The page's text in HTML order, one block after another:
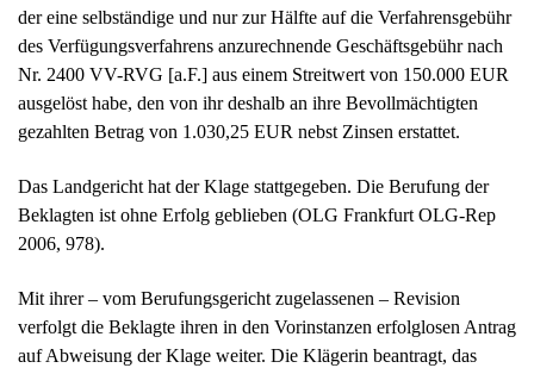
der eine selbständige und nur zur Hälfte auf die Verfahrensgebühr
des Verfügungsverfahrens anzurechnende Geschäftsgebühr nach
Nr. 2400 VV-RVG [a.F.] aus einem Streitwert von 150.000 EUR
ausgelöst habe, den von ihr deshalb an ihre Bevollmächtigten
gezahlten Betrag von 1.030,25 EUR nebst Zinsen erstattet.
Das Landgericht hat der Klage stattgegeben. Die Berufung der
Beklagten ist ohne Erfolg geblieben (OLG Frankfurt OLG-Rep
2006, 978).
Mit ihrer – vom Berufungsgericht zugelassenen – Revision
verfolgt die Beklagte ihren in den Vorinstanzen erfolglosen Antrag
auf Abweisung der Klage weiter. Die Klägerin beantragt, das